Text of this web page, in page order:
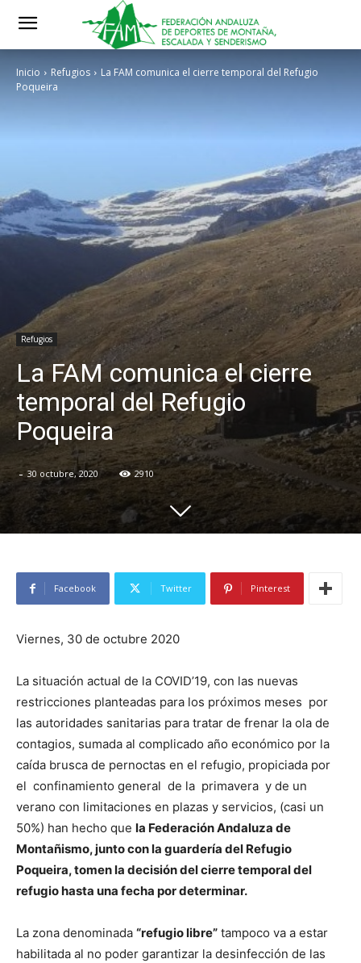
Inicio Refugios
La FAM comunica el cierre temporal del Refugio
Poqueira
Refugios
La FAM comunica el cierre
temporal del Refugio
Poqueira
- 30 octubre, 2020 2910
Facebook Twitter Pinterest
Viernes, 30 de octubre 2020
La situación actual de la COVID’19, con las nuevas
restricciones planteadas para los próximos meses por
las autoridades sanitarias para tratar de frenar la ola de
contagios, sumada al complicado año económico por la
caída brusca de pernoctas en el refugio, propiciada por
el confinamiento general de la primavera y de un
verano con limitaciones en plazas y servicios, (casi un
50%) han hecho que la Federación Andaluza de
Montañismo, junto con la guardería del Refugio
Poqueira, tomen la decisión del cierre temporal del
refugio hasta una fecha por determinar.
La zona denominada “refugio libre” tampoco va a estar
habilitada al no poder garantizar la desinfección de las